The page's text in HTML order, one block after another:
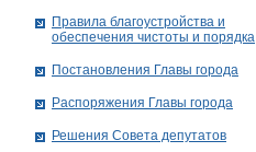
Правила благоустройства и
обеспечения чистоты и порядка
Постановления Главы города
Распоряжения Главы города
Решения Совета депутатов